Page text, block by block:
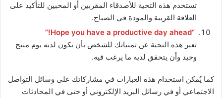
تستخدم هذه التحية للأصدقاء المقربين أو المحبين للتأكيد على
العلاقة القريبة والمودة في الصباح.
“Hope you have a productive day ahead!”
تعبر هذه التحية عن تمنياتك للشخص بأن يكون لديه يوم منتج
وجيد وأن يتحقق لديه ما يرغب فيه.
كما يُمكن استخدام هذه العبارات في مشاركاتك على وسائل التواصل
الاجتماعي أو في رسائل البريد الإلكتروني أو حتى في المحادثات